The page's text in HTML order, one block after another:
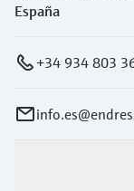
España
+34 934 803